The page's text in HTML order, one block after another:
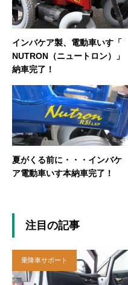
インバケア製、電動車いす「
NUTRON（ニュートロン）」
納車完了！
夏がくる前に・・・インバケ
ア電動車いす本納車完了！
注目の記事
乗降車サポート